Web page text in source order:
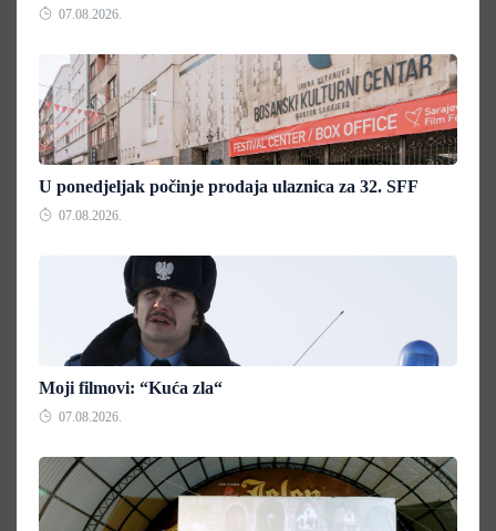
07.08.2026.
U ponedjeljak počinje prodaja ulaznica za 32. SFF
07.08.2026.
Moji filmovi: “Kuća zla“
07.08.2026.